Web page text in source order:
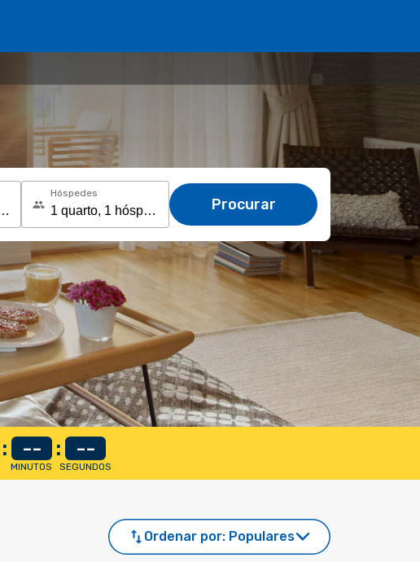
Hóspedes
Procurar
: --
MINUTOS
: --
SEGUNDOS
Ordenar por: Populares